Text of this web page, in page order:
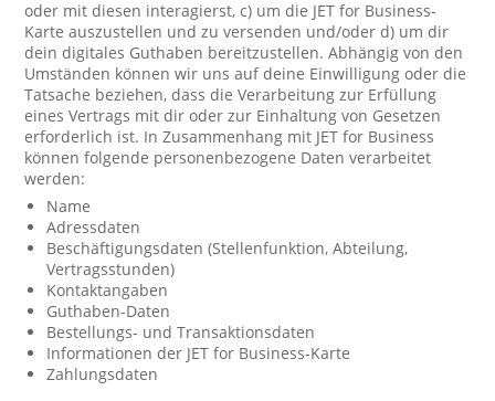
oder mit diesen interagierst, c) um die JET for Business-
Karte auszustellen und zu versenden und/oder d) um dir
dein digitales Guthaben bereitzustellen. Abhängig von den
Umständen können wir uns auf deine Einwilligung oder die
Tatsache beziehen, dass die Verarbeitung zur Erfüllung
eines Vertrags mit dir oder zur Einhaltung von Gesetzen
erforderlich ist. In Zusammenhang mit JET for Business
können folgende personenbezogene Daten verarbeitet
werden:
Name
Adressdaten
Beschäftigungsdaten (Stellenfunktion, Abteilung,
Vertragsstunden)
Kontaktangaben
Guthaben-Daten
Bestellungs- und Transaktionsdaten
Informationen der JET for Business-Karte
Zahlungsdaten